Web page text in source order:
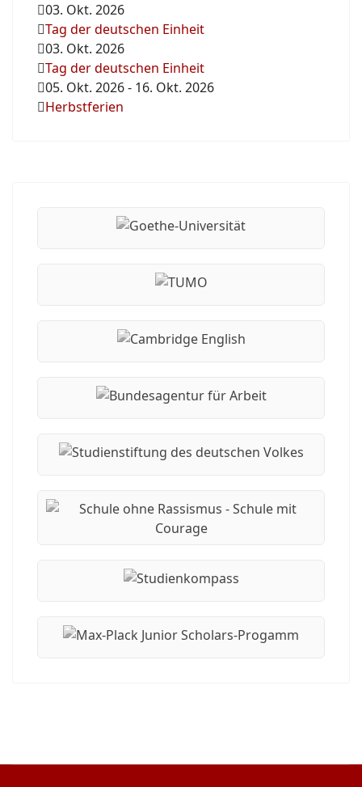
03. Okt. 2026
Tag der deutschen Einheit
03. Okt. 2026
Tag der deutschen Einheit
05. Okt. 2026- 16. Okt. 2026
Herbstferien